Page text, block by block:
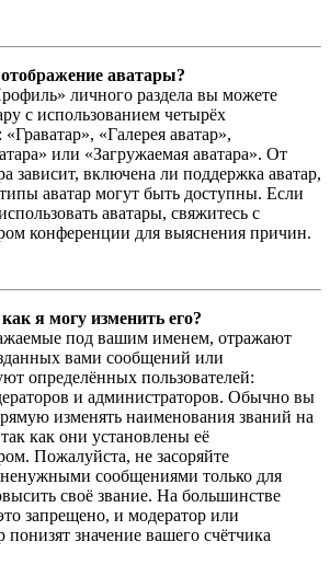
аватары?
личного раздела вы можете
с использованием четырёх
«Галерея аватар»,
или «Загружаемая аватара». От
зависит, включена ли поддержка аватар,
аватар могут быть доступны. Если
аватары, свяжитесь с
конференции для выяснения причин.
я могу изменить его?
под вашим именем, отражают
вами сообщений или
определённых пользователей:
и администраторов. Обычно вы
изменять наименования званий на
как они установлены её
Пожалуйста, не засоряйте
сообщениями только для
своё звание. На большинстве
запрещено, и модератор или
понизят значение вашего счётчика